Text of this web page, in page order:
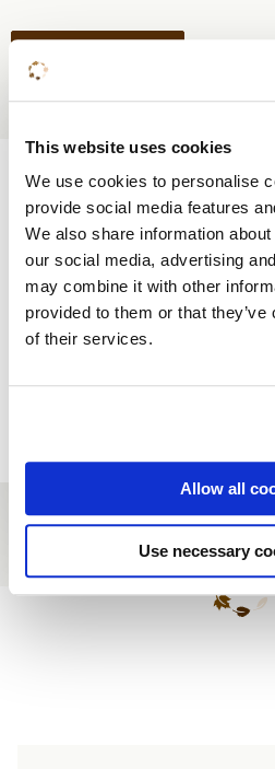
This website uses cookies
We use cookies to personalise
provide social media features
We also share information
our social media, advertising
may combine it with other
provided to them or that
of their services.
Allow all
Use necessary
Meer informatie
Weet je al
Kamer
Site